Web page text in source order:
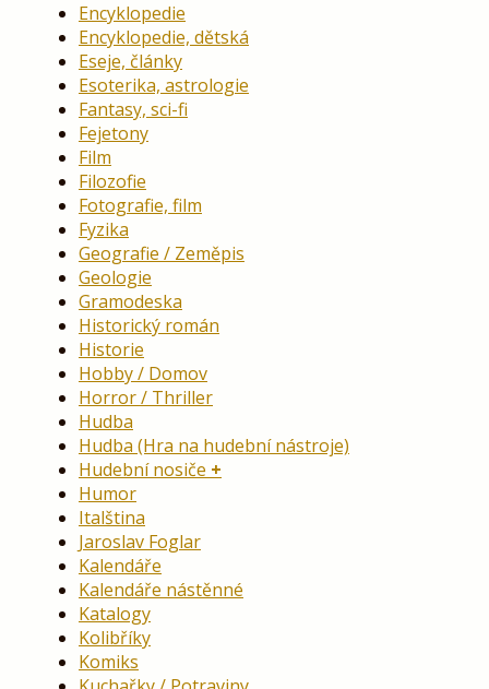
Encyklopedie
Encyklopedie, dětská
Eseje, články
Esoterika, astrologie
Fantasy, sci-fi
Fejetony
Film
Filozofie
Fotografie, film
Fyzika
Geografie / Zeměpis
Geologie
Gramodeska
Historický román
Historie
Hobby / Domov
Horror / Thriller
Hudba
Hudba (Hra na hudební nástroje)
Hudební nosiče
Humor
Italština
Jaroslav Foglar
Kalendáře
Kalendáře nástěnné
Katalogy
Kolibříky
Komiks